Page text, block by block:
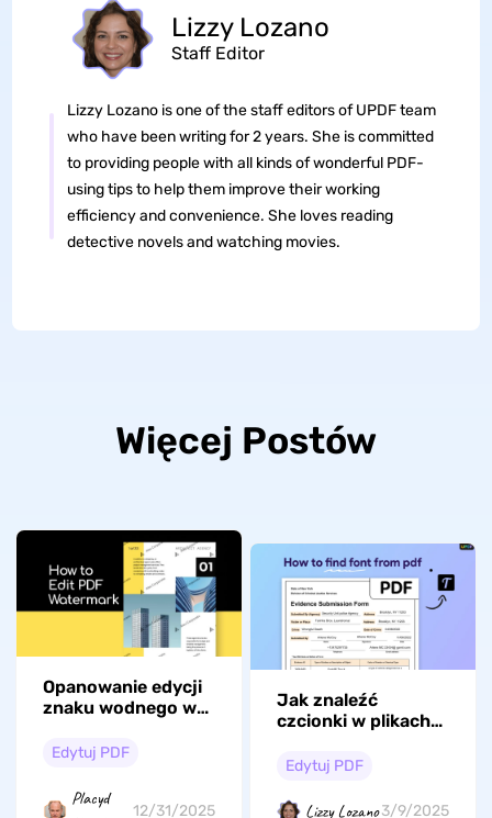
Lizzy Lozano
Staff Editor
Lizzy Lozano is one of the staff editors of UPDF team
who have been writing for 2 years. She is committed
to providing people with all kinds of wonderful PDF-
using tips to help them improve their working
efficiency and convenience. She loves reading
detective novels and watching movies.
Więcej Postów
Opanowanie edycji
znaku wodnego w
przewodnik
Edytuj PDF
Placyd
12/31/2025
Jak znaleźć
czcionki w plikach
darmo)
Edytuj PDF
Lizzy Lozano3/9/2025